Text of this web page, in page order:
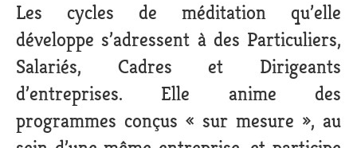
Les cycles de méditation qu’elle
développe s’adressent à des Particuliers,
Salariés, Cadres et Dirigeants
d’entreprises. Elle anime des
programmes conçus « sur mesure », au